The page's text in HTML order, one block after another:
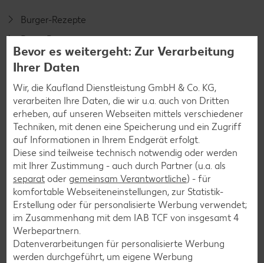
Burger-Rezepte
Pizza-Rezepte
Pasta-Rezepte
Raclette-Rezepte
Flammkuchen-Rezepte
Frühstücksrezepte
Salat-Rezepte
Spargel-Rezepte
Fleisch-Rezepte
Fisch-Rezepte
Geflügel-Rezepte
Bevor es weitergeht: Zur Verarbeitung
Ihrer Daten
Wir, die Kaufland Dienstleistung GmbH & Co. KG,
verarbeiten Ihre Daten, die wir u.a. auch von Dritten
erheben, auf unseren Webseiten mittels verschiedener
Techniken, mit denen eine Speicherung und ein Zugriff
auf Informationen in Ihrem Endgerät erfolgt.
Diese sind teilweise technisch notwendig oder werden
mit Ihrer Zustimmung - auch durch Partner (u.a. als
separat oder gemeinsam Verantwortliche) - für
komfortable Webseiteneinstellungen, zur Statistik-
Erstellung oder für personalisierte Werbung verwendet;
im Zusammenhang mit dem IAB TCF von insgesamt 4
Werbepartnern.
Datenverarbeitungen für personalisierte Werbung
werden durchgeführt, um eigene Werbung